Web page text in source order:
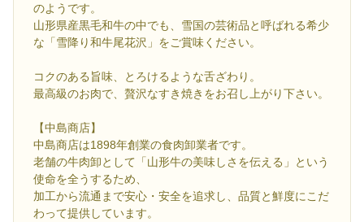
のようです。
山形県産黒毛和牛の中でも、雪国の芸術品と呼ばれる希少
な「雪降り和牛尾花沢」をご賞味ください。
コクのある旨味、とろけるような舌ざわり。
最高級のお肉で、贅沢なすき焼きをお召し上がり下さい。
【中島商店】
中島商店は1898年創業の食肉卸業者です。
老舗の牛肉卸として「山形牛の美味しさを伝える」という
使命を全うするため、
加工から流通まで安心・安全を追求し、品質と鮮度にこだ
わって提供しています。